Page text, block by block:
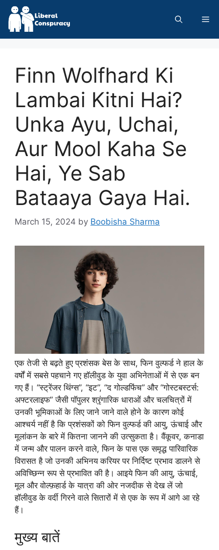
Skip
content
Finn Wolfhard Ki
Lambai Kitni Hai?
Unka Ayu, Uchai,
Aur Mool Kaha Se
Hai, Ye Sab
Bataaya Gaya Hai.
March 15, 2024 by Boobisha Sharma
एक तेजी से बढ़ते हुए प्रशंसक बेस के साथ, फिन वुल्फर्ड ने हाल के
वर्षों में सबसे पहचाने गए हॉलीवुड के युवा अभिनेताओं में से एक बन
गए हैं। “स्ट्रेंजर थिंग्स”, “इट”, “द गोल्डफिंच” और “गोस्टबस्टर्स:
अफ्टरलाइफ” जैसी पॉपुलर श्रृंगारिक धाराओं और चलचित्रों में
उनकी भूमिकाओं के लिए जाने जाने वाले होने के कारण कोई
आश्चर्य नहीं है कि प्रशंसकों को फिन वुल्फर्ड की आयु, ऊंचाई और
मूलांकन के बारे में कितना जानने की उत्सुकता है। वैंकूवर, कनाडा
में जन्म और पालन करने वाले, फिन के पास एक समृद्ध पारिवारिक
विरासत है जो उनकी अभिनय करियर पर निर्दिष्ट प्रभाव डालने से
अविच्छिन्न रूप से प्रभावित की है। आइये फिन की आयु, ऊंचाई,
मूल और वोल्फ़हार्ड के यात्रा की ओर नजदीक से देख लें जो
हॉलीवुड के वर्दी गिरने वाले सितारों में से एक के रूप में आगे आ रहे
हैं।
मुख्य बातें